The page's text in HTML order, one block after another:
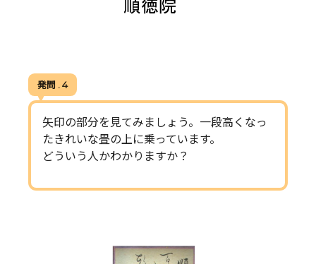
発問 . 4
矢印の部分を見てみましょう。一段高くなっ
たきれいな畳の上に乗っています。
どういう人かわかりますか？